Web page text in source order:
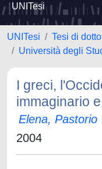
UNITesi
UNITesi
Tesi di
Università degli
I greci,
immaginario
Elena, Pastorio
2004